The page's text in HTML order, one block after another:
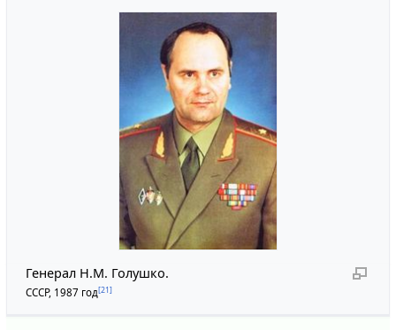
Генерал Н.М. Голушко.
СССР, 1987 год[21]